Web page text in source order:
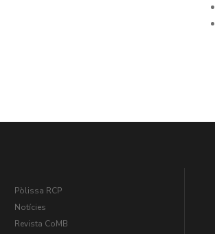
Pòlissa RCP
Notícies
Revista CoMB